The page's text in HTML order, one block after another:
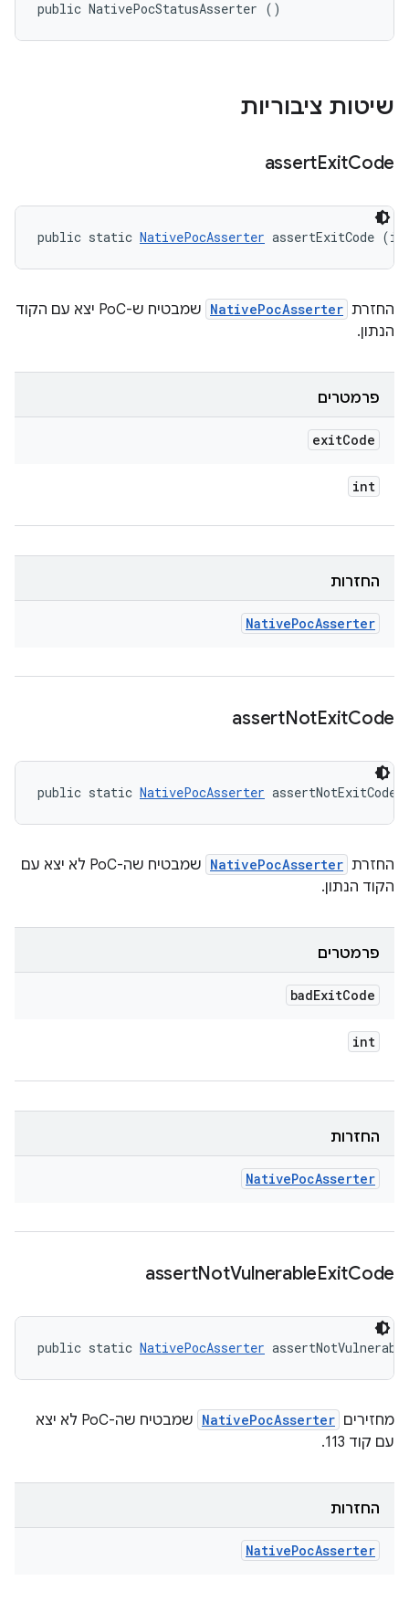
public NativePocStatusAsserter ()
שיטות ציבוריות
assertExitCode
public static NativePocAsserter assertExitCode
החזרת NativePocAsserter
שמבטיח ש-PoC יצא עם הקוד
הנתון.
פרמטרים
exitCode
int
החזרות
NativePocAsserter
assertNotExitCode
public static NativePocAsserter
החזרת NativePocAsserter
שמבטיח שה-PoC לא יצא עם
הקוד הנתון.
פרמטרים
badExitCode
int
החזרות
NativePocAsserter
assertNotVulnerableExitCode
public static NativePocAsserter
מחזירים NativePocAsserter
שמבטיח שה-PoC לא יצא
עם קוד 113.
החזרות
NativePocAsserter